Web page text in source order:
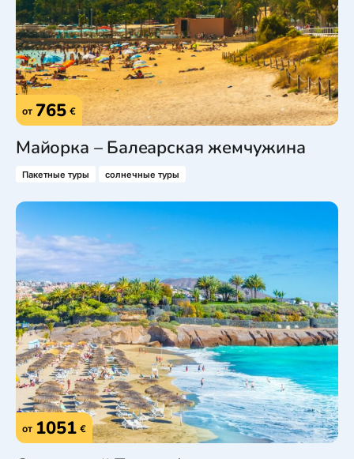
от 765 €
Майорка – Балеарская жемчужина
Пакетные туры солнечные туры
от 1051 €